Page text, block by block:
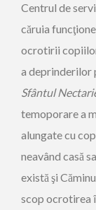
Centrul de
căruia
ocrotirii
a deprinderilor
Sfântul
temoporare a
alungate cu
neavând casă
există şi
scop ocrotirea